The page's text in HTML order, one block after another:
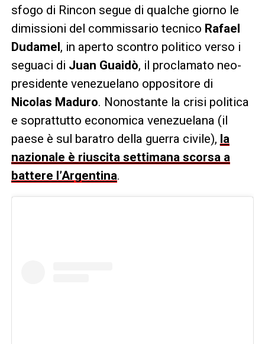
sfogo di Rincon segue di qualche giorno le
dimissioni del commissario tecnico Rafael
Dudamel , in aperto scontro politico verso i
seguaci di Juan Guaidò, il proclamato neo-
presidente venezuelano oppositore di
Nicolas Maduro. Nonostante la crisi politica
e soprattutto economica venezuelana (il
paese è sul baratro della guerra civile), la
nazionale è riuscita settimana scorsa a
battere l’Argentina.